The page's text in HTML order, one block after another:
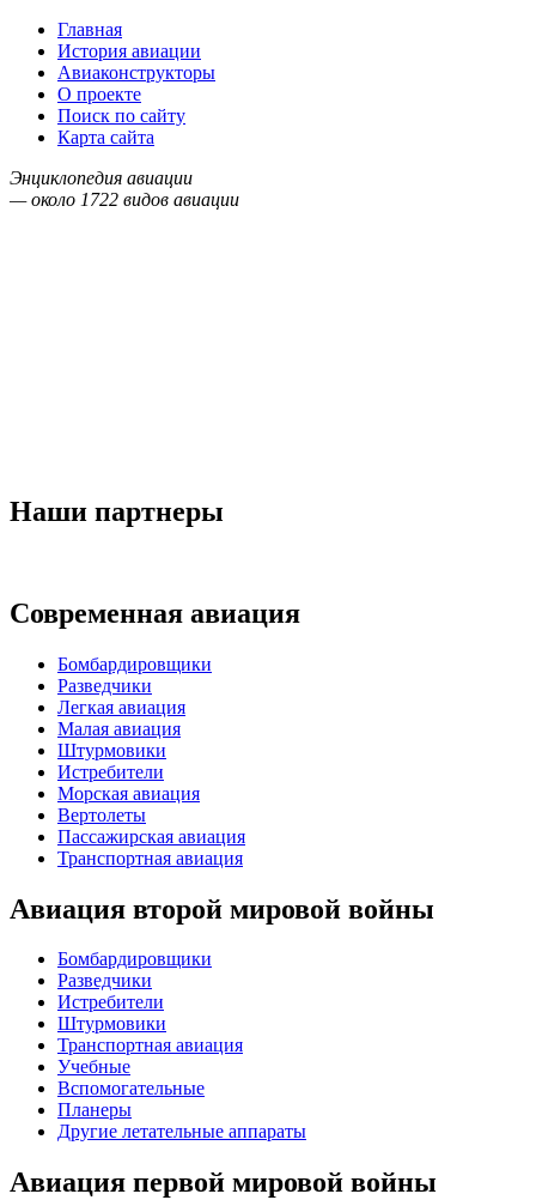
Главная
История авиации
Авиаконструкторы
О проекте
Поиск по сайту
Карта сайта
Энциклопедия авиации
— около 1722 видов авиации
Наши партнеры
Современная авиация
Бомбардировщики
Разведчики
Легкая авиация
Малая авиация
Штурмовики
Истребители
Морская авиация
Вертолеты
Пассажирская авиация
Транспортная авиация
Авиация второй мировой войны
Бомбардировщики
Разведчики
Истребители
Штурмовики
Транспортная авиация
Учебные
Вспомогательные
Планеры
Другие летательные аппараты
Авиация первой мировой войны